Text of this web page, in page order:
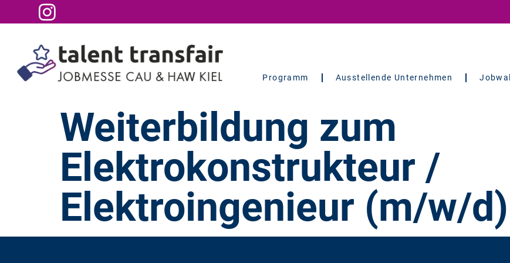
Programm Ausstellende Unternehmen Jobwall
Weiterbildung zum
Elektrokonstrukteur /
Elektroingenieur (m/w/d)